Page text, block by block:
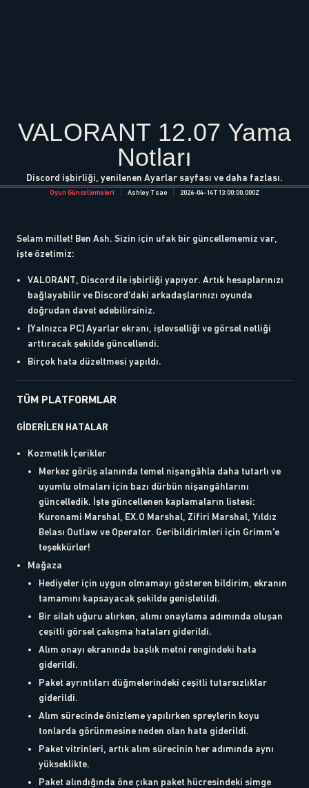
VALORANT 12.07 Yama
Notları
Discord işbirliği, yenilenen Ayarlar sayfası ve daha fazlası.
Oyun Güncellemeleri Ashley Tsao 2026-04-14T13:00:00.000Z
Selam millet! Ben Ash. Sizin için ufak bir güncellememiz var,
işte özetimiz:
VALORANT, Discord ile işbirliği yapıyor. Artık hesaplarınızı
bağlayabilir ve Discord'daki arkadaşlarınızı oyunda
doğrudan davet edebilirsiniz.
[Yalnızca PC] Ayarlar ekranı, işlevselliği ve görsel netliği
arttıracak şekilde güncellendi.
Birçok hata düzeltmesi yapıldı.
TÜM PLATFORMLAR
GİDERİLEN HATALAR
Kozmetik İçerikler
Merkez görüş alanında temel nişangâhla daha tutarlı ve
uyumlu olmaları için bazı dürbün nişangâhlarını
güncelledik. İşte güncellenen kaplamaların listesi:
Kuronami Marshal, EX.O Marshal, Zifiri Marshal, Yıldız
Belası Outlaw ve Operator. Geribildirimleri için Grimm'e
teşekkürler!
Mağaza
Hediyeler için uygun olmamayı gösteren bildirim, ekranın
tamamını kapsayacak şekilde genişletildi.
Bir silah uğuru alırken, alımı onaylama adımında oluşan
çeşitli görsel çakışma hataları giderildi.
Alım onayı ekranında başlık metni rengindeki hata
giderildi.
Paket ayrıntıları düğmelerindeki çeşitli tutarsızlıklar
giderildi.
Alım sürecinde önizleme yapılırken spreylerin koyu
tonlarda görünmesine neden olan hata giderildi.
Paket vitrinleri, artık alım sürecinin her adımında aynı
yükseklikte.
Paket alındığında öne çıkan paket hücresindeki simge